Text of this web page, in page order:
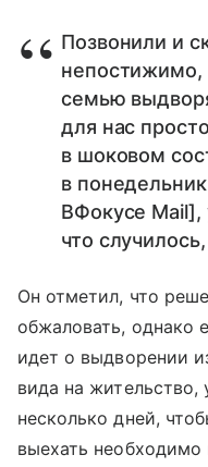
Позвонили и
непостижимо,
семью
для нас
в шоковом
в
ВФокусе Mail],
что
Он отметил, что
обжаловать, однако
идет о выдворении
вида на жительство,
несколько дней,
выехать необходимо